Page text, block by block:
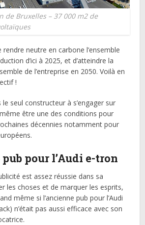
de Bruxelles – 37 000 m2 de
neutre en carbone l’ensemble
d’ici à 2025, et d’atteindre la
de l’entreprise en 2050. Voilà en
!
le seul constructeur à s’engager sur
être une des conditions pour
décennies notamment pour
pour l’Audi e-tron
est assez réussie dans sa
les choses et de marquer les esprits,
même si l’ancienne pub pour l’Audi
n’était pas aussi efficace avec son